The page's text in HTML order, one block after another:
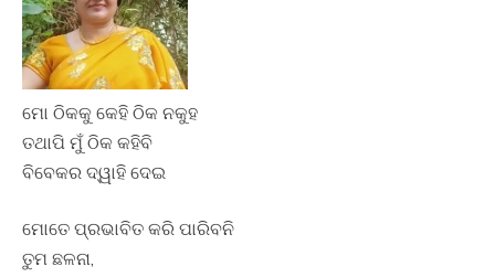
ମୋ ଠିକକୁ କେହି ଠିକ ନକୁହ
ତଥାପି ମୁଁ ଠିକ କହିବି
ବିବେକର ଦ୍ୱାହି ଦେଇ
ମୋତେ ପ୍ରଭାବିତ କରି ପାରିବନି
ତୁମ ଛଳନା,